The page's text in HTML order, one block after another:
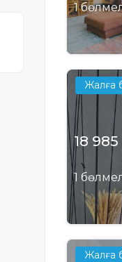
1
Жалға
18 985
1
Жалға